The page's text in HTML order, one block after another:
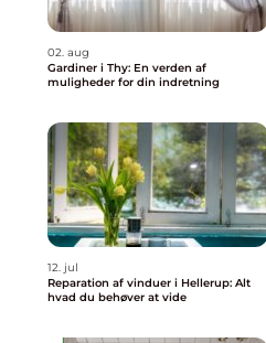
02. aug
Gardiner i Thy: En verden af
muligheder for din indretning
12. jul
Reparation af vinduer i Hellerup: Alt
hvad du behøver at vide